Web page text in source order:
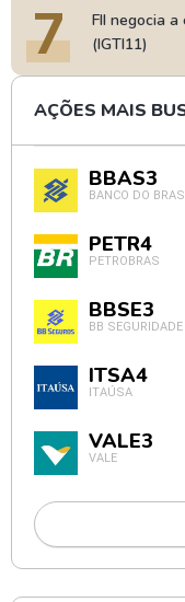
7
FII negocia
(IGTI11)
AÇÕES MAIS
BBAS3
BANCO DO
PETR4
PETROBRAS
BBSE3
BB SEGURIDADE
ITSA4
ITAÚSA
VALE3
VALE